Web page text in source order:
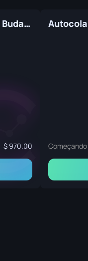
Sticker Slab | chelo (Holo) | Budapest 2025
970.00